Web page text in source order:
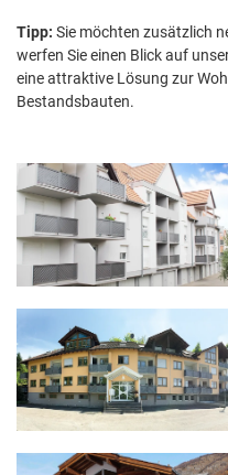
Tipp: Sie möchten zusätzlich
werfen Sie einen Blick auf
eine attraktive Lösung zur
Bestandsbauten.